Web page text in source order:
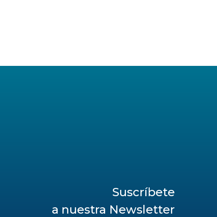
Suscríbete
a nuestra Newsletter